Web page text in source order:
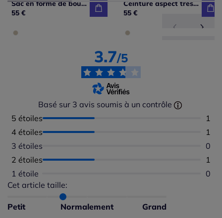
Sac en forme de bourse
55 €
Ceinture aspect tressé élégant
55 €
3.7/5
Basé sur 3 avis soumis à un contrôle
5 étoiles
1
4 étoiles
1
3 étoiles
0
2 étoiles
1
1 étoile
0
Cet article taille:
Petit Normalement Grand
Répartition du taillant selon les avis clients
Taille normalement : 67%
Taille petit : 33%
Taille grand : 0%